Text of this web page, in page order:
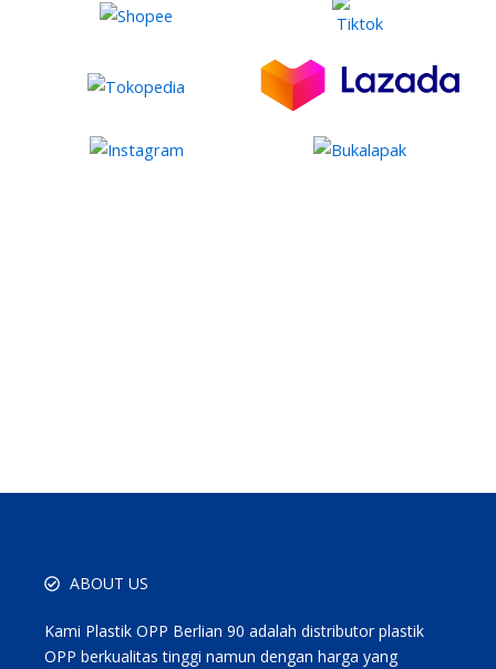
ABOUT US
Kami Plastik OPP Berlian 90 adalah distributor plastik
OPP berkualitas tinggi namun dengan harga yang